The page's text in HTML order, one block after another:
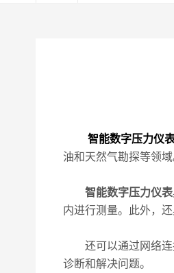
智能数字压力仪
油和天然气勘探等领域
智能数字压力仪表
内进行测量。此外，
还可以通过网络连接
诊断和解决问题。